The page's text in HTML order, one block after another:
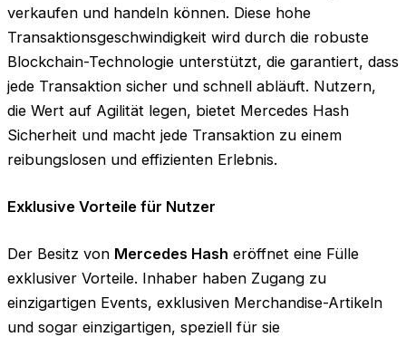
verkaufen und handeln können. Diese hohe
Transaktionsgeschwindigkeit wird durch die robuste
Blockchain-Technologie unterstützt, die garantiert, dass
jede Transaktion sicher und schnell abläuft. Nutzern,
die Wert auf Agilität legen, bietet Mercedes Hash
Sicherheit und macht jede Transaktion zu einem
reibungslosen und effizienten Erlebnis.
Exklusive Vorteile für Nutzer
Der Besitz von Mercedes Hash eröffnet eine Fülle
exklusiver Vorteile. Inhaber haben Zugang zu
einzigartigen Events, exklusiven Merchandise-Artikeln
und sogar einzigartigen, speziell für sie